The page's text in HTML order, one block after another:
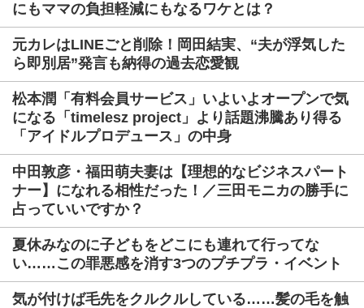
にもママの負担軽減にもなるワケとは？
元カレはLINEごと削除！岡田結実、“夫が浮気した
ら即別居”発言も納得の過去恋愛観
松本潤「有料会員サービス」いよいよオープンで気
になる「timelesz project」より話題沸騰あり得る
「アイドルプロデュース」の中身
中田敦彦・福田萌夫妻は【理想的なビジネスパート
ナー】になれる相性だった！／三田モニカの勝手に
占っていいですか？
夏休みなのに子どもをどこにも連れて行ってな
い……この罪悪感を消す3つのプチプラ・イベント
気が付けば毛先をクルクルしている……髪の毛を触